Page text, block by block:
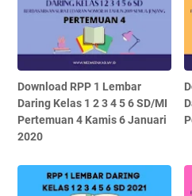
Download RPP 1 Lembar
Daring Kelas 1 2 3 4 5 6 SD/MI
Pertemuan 4 Kamis 6 Januari
2020